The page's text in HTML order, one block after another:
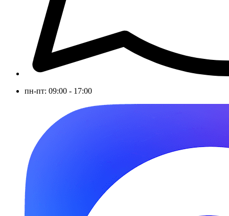
пн-пт: 09:00 - 17:00